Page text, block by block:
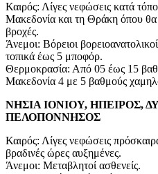
Καιρός: Λίγες νεφώσεις κατά
Μακεδονία και τη Θράκη όπου θα
βροχές.
Άνεμοι: Βόρειοι
τοπικά έως 5 μποφόρ.
Θερμοκρασία: Από 05 έως 15
Μακεδονία 4 με 5 βαθμούς
ΝΗΣΙΑ ΙΟΝΙΟΥ, ΗΠΕΙΡΟΣ,
ΠΕΛΟΠΟΝΝΗΣΟΣ
Καιρός: Λίγες νεφώσεις
βραδινές ώρες αυξημένες.
Άνεμοι: Μεταβλητοί ασθενείς.